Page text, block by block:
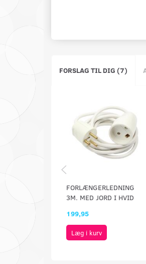
FORSLAG TIL DIG (7)
FORLÆNGERLEDNING
3M. MED JORD I HVID
199,95
Læg i kurv